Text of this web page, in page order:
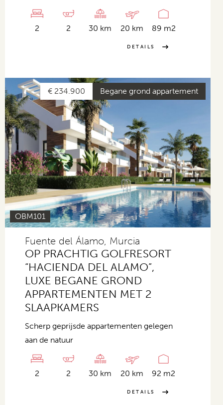
2 2 30 km 20 km 89 m2
DETAILS
Begane grond appartement
€ 234.900
OBM101
Fuente del Álamo, Murcia
OP PRACHTIG GOLFRESORT
“HACIENDA DEL ALAMO”,
LUXE BEGANE GROND
APPARTEMENTEN MET 2
SLAAPKAMERS
Scherp geprijsde appartementen gelegen
aan de natuur
2 2 30 km 20 km 92 m2
DETAILS